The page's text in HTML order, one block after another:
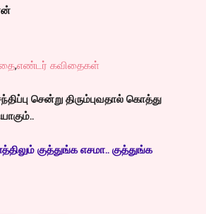
,எண்டர் கவிதைகள்
சென்று திரும்புவதால் கொத்து
குத்துங்க எசமா.. குத்துங்க